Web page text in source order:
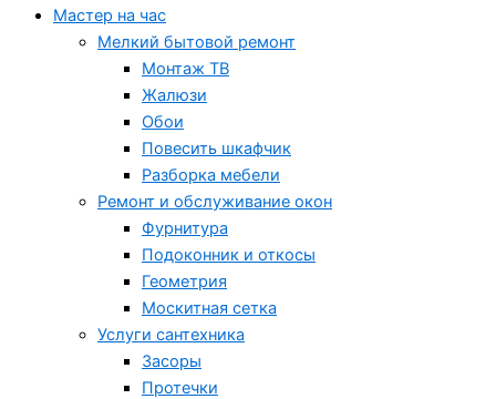
Мастер на час
Мелкий бытовой ремонт
Монтаж ТВ
Жалюзи
Обои
Повесить шкафчик
Разборка мебели
Ремонт и обслуживание окон
Фурнитура
Подоконник и откосы
Геометрия
Москитная сетка
Услуги сантехника
Засоры
Протечки